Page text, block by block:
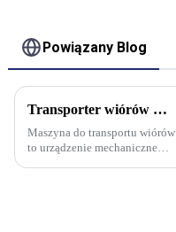
Powiązany Blog
Transporter wiórów — potężne narzędzie do transportu i recyklingu materiałów odpadowych
Maszyna do transportu wiórów
to urządzenie mechaniczne